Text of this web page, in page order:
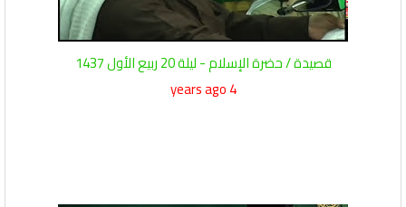
قصيدة / حضرة الإسلام - ليلة 20 ربيع الأول 1437
4 years ago